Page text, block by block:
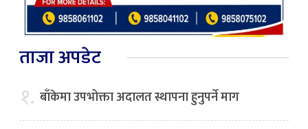
ताजा अपडेट
१. बाँकेमा उपभोक्ता अदालत स्थापना हुनुपर्ने माग